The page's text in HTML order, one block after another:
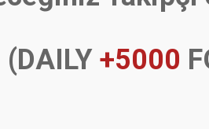
+5000